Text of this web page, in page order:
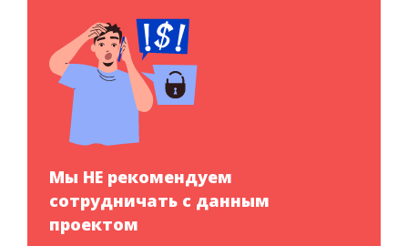
Мы НЕ рекомендуем
сотрудничать с данным
проектом